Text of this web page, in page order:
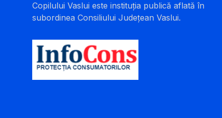
Copilului Vaslui este instituția publică aflată în
subordinea Consiliului Județean Vaslui.